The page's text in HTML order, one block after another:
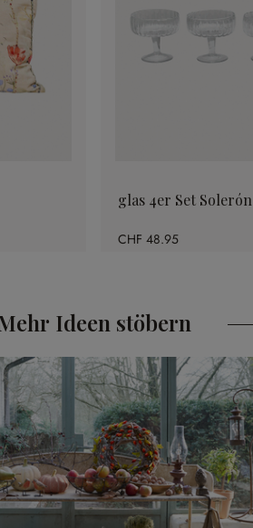
glas 4er Set Solerón
CHF 48.95
Ideen stöbern